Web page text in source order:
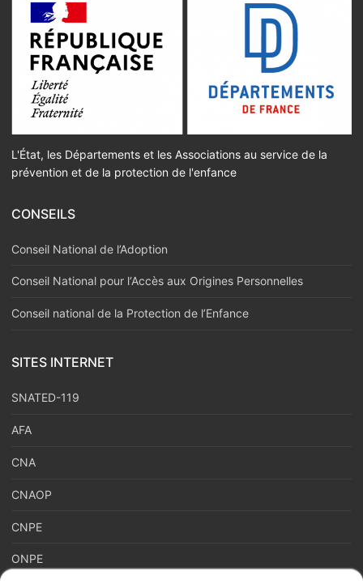
L'État, les Départements et les Associations au service de la
prévention et de la protection de l'enfance
CONSEILS
Conseil National de l’Adoption
Conseil National pour l‘Accès aux Origines Personnelles
Conseil national de la Protection de l’Enfance
SITES INTERNET
SNATED-119
AFA
CNA
CNAOP
CNPE
ONPE